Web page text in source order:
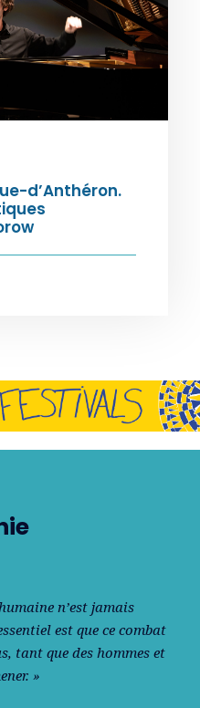
d’Anthéron.
n’est jamais
est que ce combat
tant que des hommes et
»